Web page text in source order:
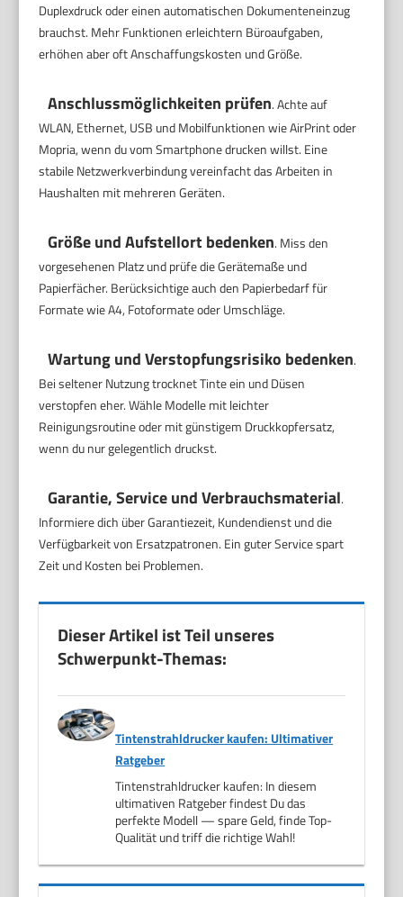
Duplexdruck oder einen automatischen Dokumenteneinzug
brauchst. Mehr Funktionen erleichtern Büroaufgaben,
erhöhen aber oft Anschaffungskosten und Größe.
Anschlussmöglichkeiten prüfen. Achte auf
WLAN, Ethernet, USB und Mobilfunktionen wie AirPrint oder
Mopria, wenn du vom Smartphone drucken willst. Eine
stabile Netzwerkverbindung vereinfacht das Arbeiten in
Haushalten mit mehreren Geräten.
Größe und Aufstellort bedenken. Miss den
vorgesehenen Platz und prüfe die Gerätemaße und
Papierfächer. Berücksichtige auch den Papierbedarf für
Formate wie A4, Fotoformate oder Umschläge.
Wartung und Verstopfungsrisiko bedenken.
Bei seltener Nutzung trocknet Tinte ein und Düsen
verstopfen eher. Wähle Modelle mit leichter
Reinigungsroutine oder mit günstigem Druckkopfersatz,
wenn du nur gelegentlich druckst.
Garantie, Service und Verbrauchsmaterial.
Informiere dich über Garantiezeit, Kundendienst und die
Verfügbarkeit von Ersatzpatronen. Ein guter Service spart
Zeit und Kosten bei Problemen.
Dieser Artikel ist Teil unseres
Schwerpunkt-Themas:
Tintenstrahldrucker kaufen: Ultimativer
Ratgeber
Tintenstrahldrucker kaufen: In diesem
ultimativen Ratgeber findest Du das
perfekte Modell — spare Geld, finde Top-
Qualität und triff die richtige Wahl!